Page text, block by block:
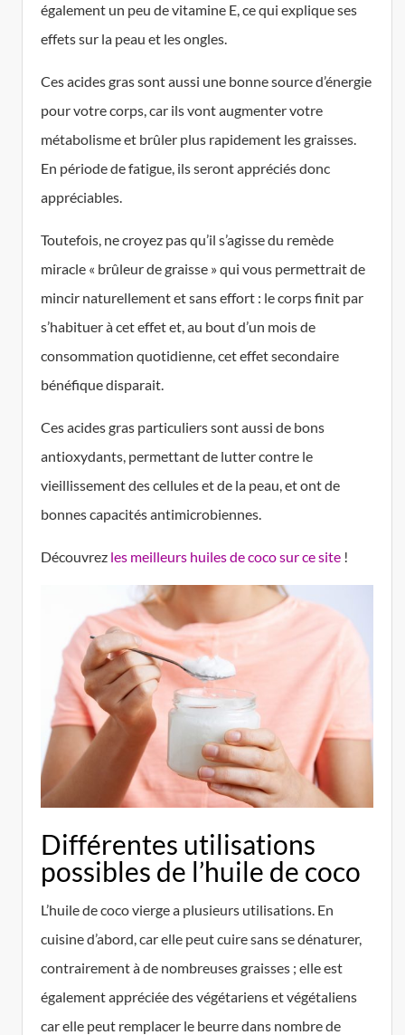
également un peu de vitamine E, ce qui explique ses
effets sur la peau et les ongles.
Ces acides gras sont aussi une bonne source d’énergie
pour votre corps, car ils vont augmenter votre
métabolisme et brûler plus rapidement les graisses.
En période de fatigue, ils seront appréciés donc
appréciables.
Toutefois, ne croyez pas qu’il s’agisse du remède
miracle « brûleur de graisse » qui vous permettrait de
mincir naturellement et sans effort : le corps finit par
s’habituer à cet effet et, au bout d’un mois de
consommation quotidienne, cet effet secondaire
bénéfique disparait.
Ces acides gras particuliers sont aussi de bons
antioxydants, permettant de lutter contre le
vieillissement des cellules et de la peau, et ont de
bonnes capacités antimicrobiennes.
Découvrez les meilleurs huiles de coco sur ce site !
Différentes utilisations
possibles de l’huile de coco
L’huile de coco vierge a plusieurs utilisations. En
cuisine d’abord, car elle peut cuire sans se dénaturer,
contrairement à de nombreuses graisses ; elle est
également appréciée des végétariens et végétaliens
car elle peut remplacer le beurre dans nombre de